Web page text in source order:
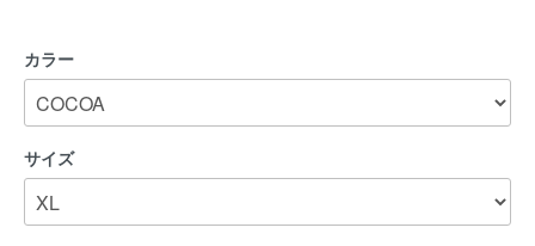
カラー
サイズ